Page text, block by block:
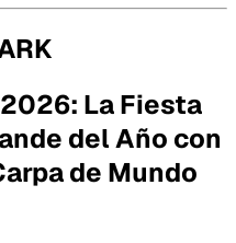
La Fiesta
del Año con
de Mundo